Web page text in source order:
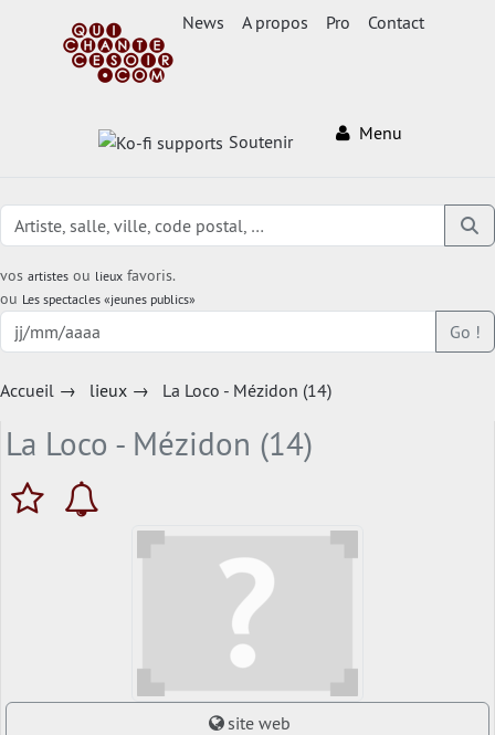
News A propos Pro Contact
Soutenir Menu
vos artistes ou lieux favoris.
ou Les spectacles «jeunes publics»
Go !
Accueil → lieux → La Loco - Mézidon (14)
La Loco - Mézidon (14)
site web